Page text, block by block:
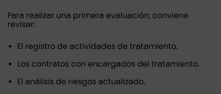
Para realizar una primera evaluación, conviene
revisar:
El registro de actividades de tratamiento.
Los contratos con encargados del tratamiento.
El análisis de riesgos actualizado.